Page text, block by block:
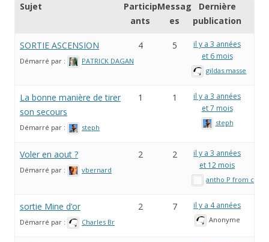
Sujet
Particip
ants
Messag
es
Dernière
publication
SORTIE ASCENSION
Démarré par : PATRICK DAGAN
4 5
il y a 3 années
et 6 mois
gildas.masse
La bonne manière de tirer
son secours
Démarré par : steph
1 1
il y a 3 années
et 7 mois
steph
Voler en aout ?
Démarré par : vbernard
2 2
il y a 3 années
et 12 mois
antho P from
sortie Mine d’or
Démarré par : Charles Br
2 7 il y a 4 années
Anonyme